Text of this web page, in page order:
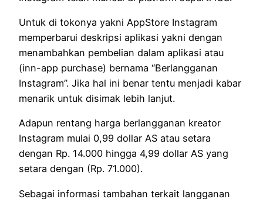
Untuk di tokonya yakni AppStore Instagram
memperbarui deskripsi aplikasi yakni dengan
menambahkan pembelian dalam aplikasi atau
(inn-app purchase) bernama “Berlangganan
Instagram”. Jika hal ini benar tentu menjadi kabar
menarik untuk disimak lebih lanjut.
Adapun rentang harga berlangganan kreator
Instagram mulai 0,99 dollar AS atau setara
dengan Rp. 14.000 hingga 4,99 dollar AS yang
setara dengan (Rp. 71.000).
Sebagai informasi tambahan terkait langganan